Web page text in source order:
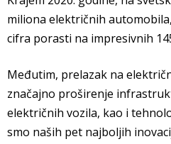
miliona električnih
cifra porasti na impresivnih
Međutim, prelazak na
značajno proširenje
električnih vozila, kao i
smo naših pet najboljih